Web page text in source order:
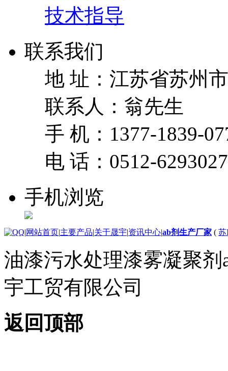
技术指导
联系我们
地 址： 江苏省苏州
联系人： 翁先生
手 机： 1377-1839-
电 话： 0512-
手机浏览
|网站首页|主要产品|关于晟宇|资讯中心|ab剂生产厂家 ( 苏
油漆污水处理漆雾凝聚
宇工贸有限公司
返回顶部